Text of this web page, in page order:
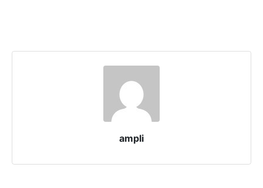
ampli